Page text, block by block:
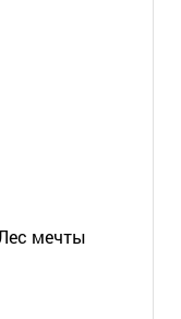
мечты